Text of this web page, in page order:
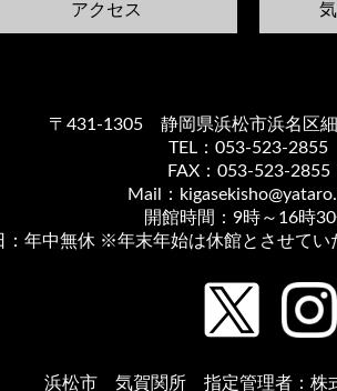
アクセス
〒431-1305 静岡県浜松市浜名区
TEL：053-523-2855
FAX：053-523-2855
Mail：
開館時間：9時～16時
：年中無休 ※年末年始は休館とさせてい
浜松市 気賀関所 指定管理者：株